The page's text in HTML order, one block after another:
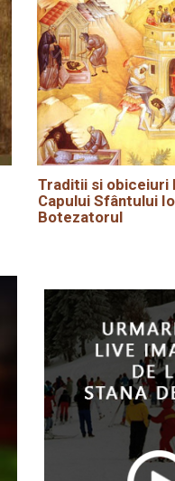
Traditii si obiceiuri
Capului Sfântului
Botezatorul